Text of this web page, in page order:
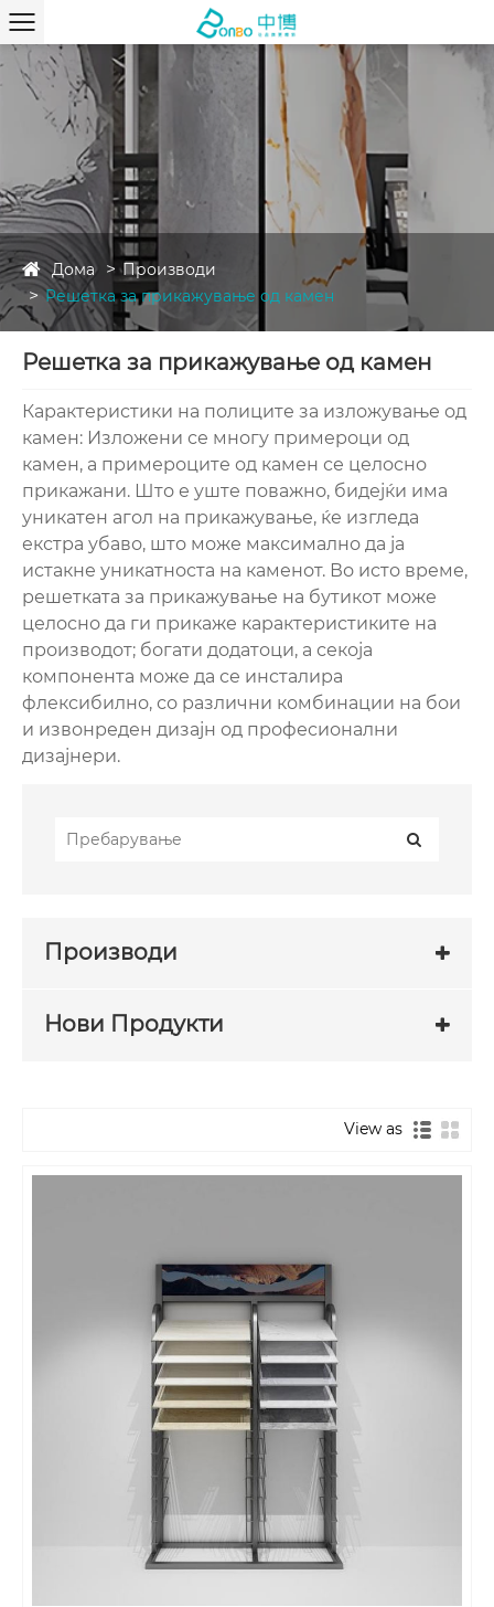
Дома
Производи
Решетка за прикажување од камен
Решетка за прикажување од камен
Карактеристики на полиците за изложување од
камен: Изложени се многу примероци од
камен, а примероците од камен се целосно
прикажани. Што е уште поважно, бидејќи има
уникатен агол на прикажување, ќе изгледа
екстра убаво, што може максимално да ја
истакне уникатноста на каменот. Во исто време,
решетката за прикажување на бутикот може
целосно да ги прикаже карактеристиките на
производот; богати додатоци, а секоја
компонента може да се инсталира
флексибилно, со различни комбинации на бои
и извонреден дизајн од професионални
дизајнери.
Производи
Нови Продукти
View as